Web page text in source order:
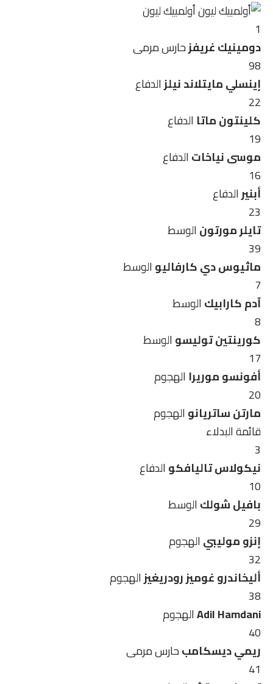
أولمبيك ليون
1
دومينيك غريفزحارس مرمى
98
إينسلي مايتلاند نيلزالدفاع
22
كلينتون ماتا الدفاع
19
موسى نياخاتالدفاع
16
أبنيرالدفاع
23
تايلر مورتونالوسط
39
ماثيوس دي كارفاليوالوسط
7
آدم كارابيكالوسط
8
كورينتين توليسوالوسط
17
أفونسو موريرا الهجوم
20
مارتن ساتريانوالهجوم
قائمة البدلاء
3
نيكولاس تاليافكوالدفاع
10
بافيل شولكالوسط
29
إنزو موليبيالهجوم
32
أليخاندرو غوميز رودريغيزالهجوم
38
Adil Hamdaniالهجوم
40
ريمي ديسكامبحارس مرمى
41